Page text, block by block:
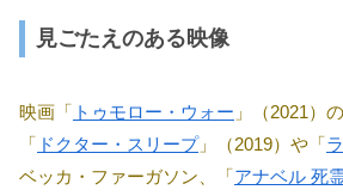
見ごたえのある映像
映画「 トゥモロー・ウォー 」（2021）
「 ドクター・スリープ」（2019）や「
ベッカ・ファーガソン、「アナベル 死